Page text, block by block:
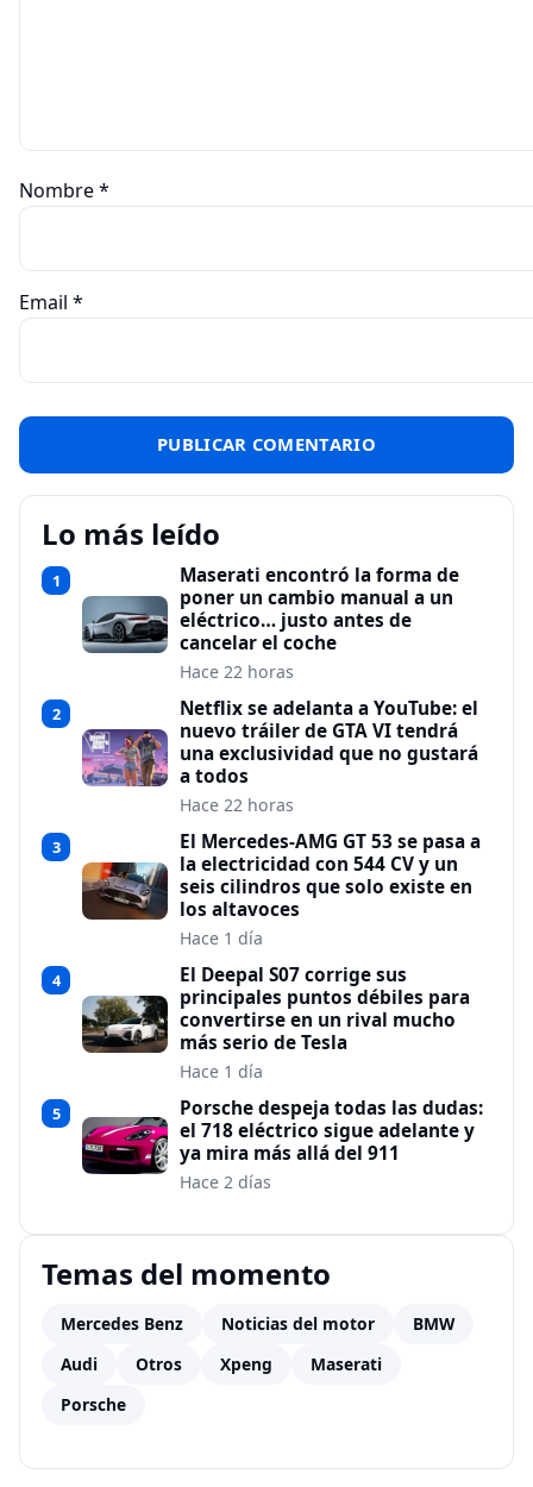
Nombre*
Email *
Lo más leído
1
Maserati encontró la forma de
poner un cambio manual a un
eléctrico… justo antes de
cancelar el coche
Hace 22 horas
2
Netflix se adelanta a YouTube: el
nuevo tráiler de GTA VI tendrá
una exclusividad que no gustará
a todos
Hace 22 horas
3
El Mercedes-AMG GT 53 se pasa a
la electricidad con 544 CV y un
seis cilindros que solo existe en
los altavoces
Hace 1 día
4
El Deepal S07 corrige sus
principales puntos débiles para
convertirse en un rival mucho
más serio de Tesla
Hace 1 día
5
Porsche despeja todas las dudas:
el 718 eléctrico sigue adelante y
ya mira más allá del 911
Hace 2 días
Temas del momento
Mercedes Benz Noticias del motor
BMW
Audi
Otros Xpeng
Maserati
Porsche